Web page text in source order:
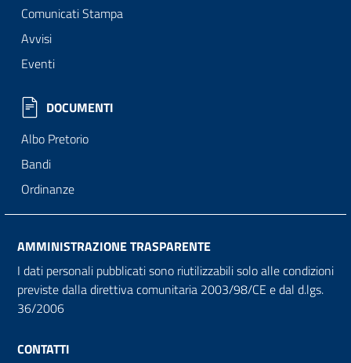
Comunicati Stampa
Avvisi
Eventi
DOCUMENTI
Albo Pretorio
Bandi
Ordinanze
AMMINISTRAZIONE TRASPARENTE
I dati personali pubblicati sono riutilizzabili solo alle condizioni
previste dalla direttiva comunitaria 2003/98/CE e dal d.lgs.
36/2006
CONTATTI